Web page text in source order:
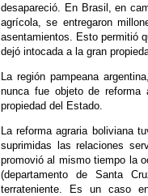
desapareció. En Brasil, en
agrícola, se entregaron
asentamientos. Esto permitió
dejó intocada a la gran
La región pampeana
nunca fue objeto de reforma
propiedad del Estado.
La reforma agraria boliviana
suprimidas las relaciones
promovió al mismo tiempo la
(departamento de Santa
terrateniente. Es un caso